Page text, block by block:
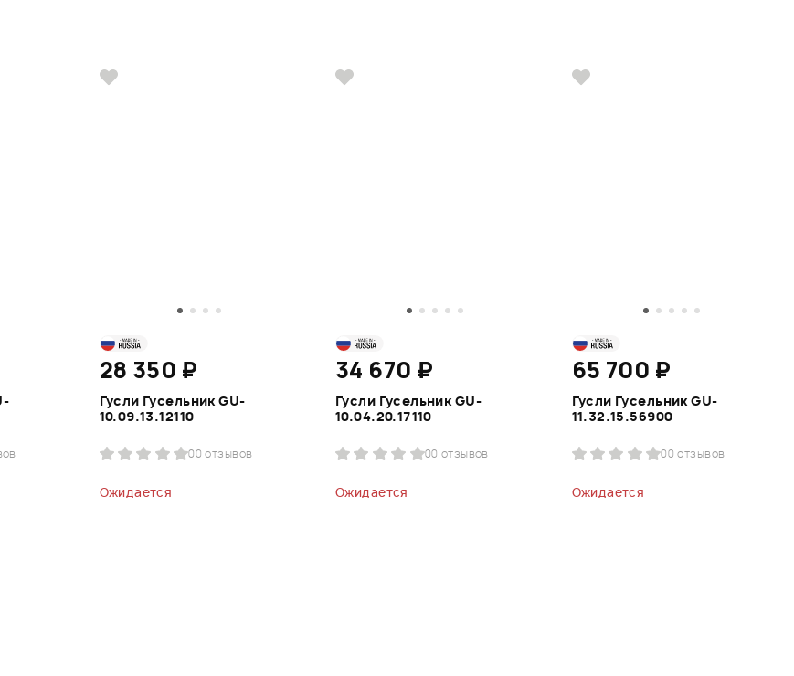
28 350 ₽
Гусли Гусельник GU-
10.09.13.12110
00 отзывов
Ожидается
34 670 ₽
Гусли Гусельник GU-
10.04.20.17110
00 отзывов
Ожидается
65 700 ₽
Гусли Гусельник GU-
11.32.15.56900
00 отзывов
Ожидается